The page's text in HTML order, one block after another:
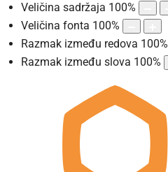
Veličina sadržaja 100%
Veličina fonta 100%
Razmak između redova 100%
Razmak između slova 100%